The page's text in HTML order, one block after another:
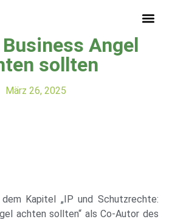
Angel
sollten
März 26, 2025
Kapitel „IP und Schutzrechte:
achten sollten“ als Co-Autor des